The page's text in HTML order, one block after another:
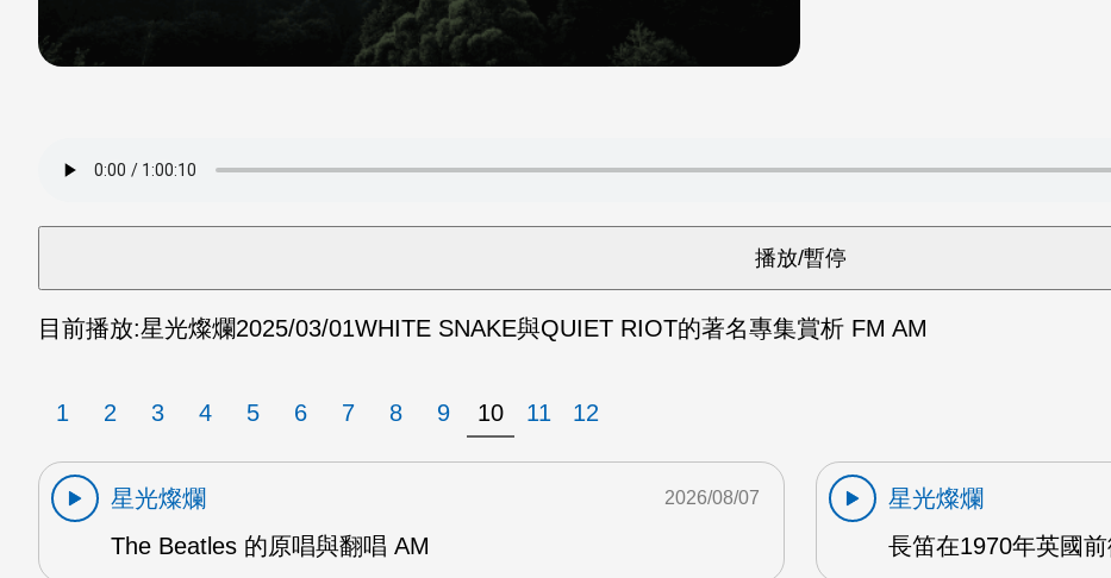
目前播放:星光燦爛2025/03/01WHITE SNAKE與QUIET RIOT的著名專集賞析 FM AM
1 2 3 4 5 6 7 8 9 10 11 12
星光燦爛
The Beatles 的原唱與翻唱 AM
2026/08/07
星光燦爛
長笛在1970年英國